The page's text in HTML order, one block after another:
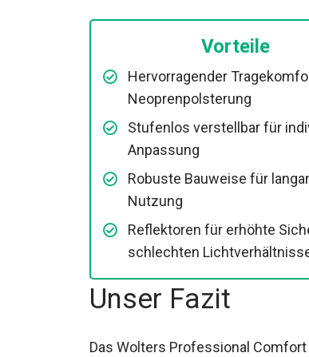
Vorteile
Hervorragender
Neoprenpolsterung
Stufenlos verstellbar für
Anpassung
Robuste Bauweise für
Nutzung
Reflektoren für erhöhte
schlechten
Unser Fazit
Das Wolters Professional